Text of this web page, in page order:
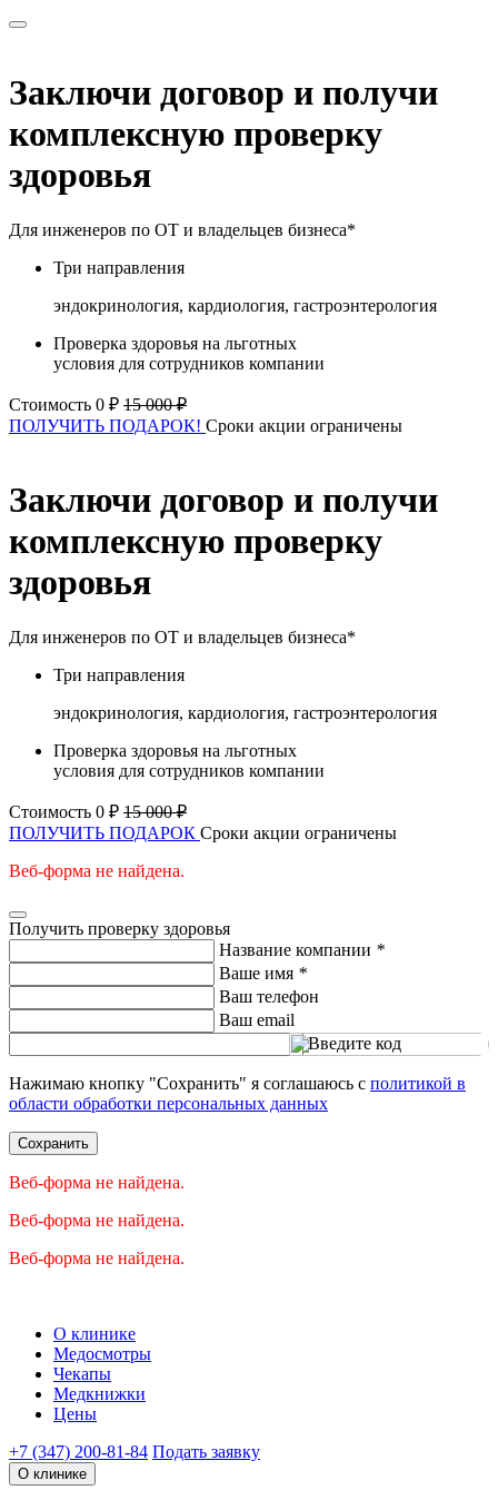
Заключи договор и получи
комплексную проверку
здоровья
Для инженеров по ОТ и владельцев бизнеса*
Три направления
эндокринология, кардиология, гастроэнтерология
Проверка здоровья на льготных
условия для сотрудников компании
Стоимость 0 ₽ 15 000 ₽
ПОЛУЧИТЬ ПОДАРОК! Сроки акции ограничены
Заключи договор и получи
комплексную проверку
здоровья
Для инженеров по ОТ и владельцев бизнеса*
Три направления
эндокринология, кардиология, гастроэнтерология
Проверка здоровья на льготных
условия для сотрудников компании
Стоимость 0 ₽ 15 000 ₽
ПОЛУЧИТЬ ПОДАРОК Сроки акции ограничены
Веб-форма не найдена.
Получить проверку здоровья
Название компании *
Ваше имя *
Ваш телефон
Ваш email
Введите код
Нажимаю кнопку "Сохранить" я соглашаюсь с политикой в
области обработки персональных данных
Сохранить
Веб-форма не найдена.
Веб-форма не найдена.
Веб-форма не найдена.
О клинике
Медосмотры
Чекапы
Медкнижки
Цены
+7 (347) 200-81-84 Подать заявку
О клинике